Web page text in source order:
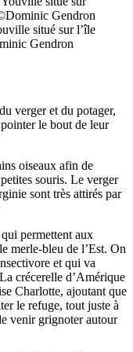
situé sur l’île
Gendron
verger et du potager,
le bout de leur
oiseaux afin de
souris. Le verger
sont très attirés par
permettent aux
merle-bleu de l’Est. On
et qui va
crécerelle d’Amérique
Charlotte, ajoutant que
le refuge, tout juste à
venir grignoter autour